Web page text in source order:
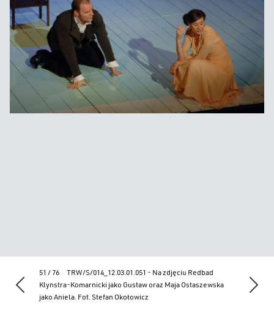
51 / 76
TRW/S/014_12.03.01.051 - Na zdjęciu Redbad
Klynstra-Komarnicki jako Gustaw oraz Maja Ostaszewska
jako Aniela. Fot. Stefan Okołowicz